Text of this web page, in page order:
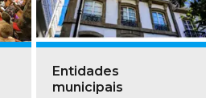
Entidades
municipais